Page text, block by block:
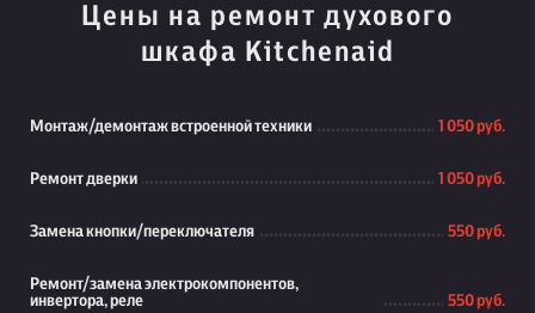
Цены на ремонт духового
шкафа Kitchenaid
Монтаж/демонтаж встроенной техники 1 050 руб.
Ремонт дверки 1 050 руб.
Замена кнопки/переключателя 550 руб.
Ремонт/замена электрокомпонентов,
инвертора, реле
550 руб.